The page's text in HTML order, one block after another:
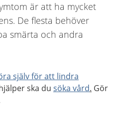
är att ha mycket
De flesta behöver
smärta och andra
själv för att lindra
ska du söka vård. Gör